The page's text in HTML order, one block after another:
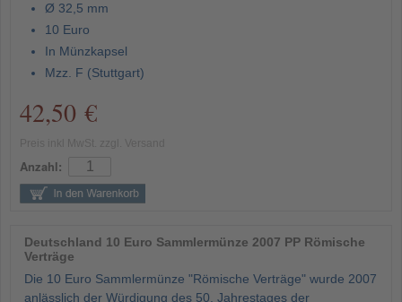
Ø 32,5 mm
10 Euro
In Münzkapsel
Mzz. F (Stuttgart)
42,50 €
Anzahl:
Deutschland 10 Euro Sammlermünze 2007 PP Römische
Verträge
Die 10 Euro Sammlermünze "Römische Verträge" wurde 2007
anlässlich der Würdigung des 50. Jahrestages der